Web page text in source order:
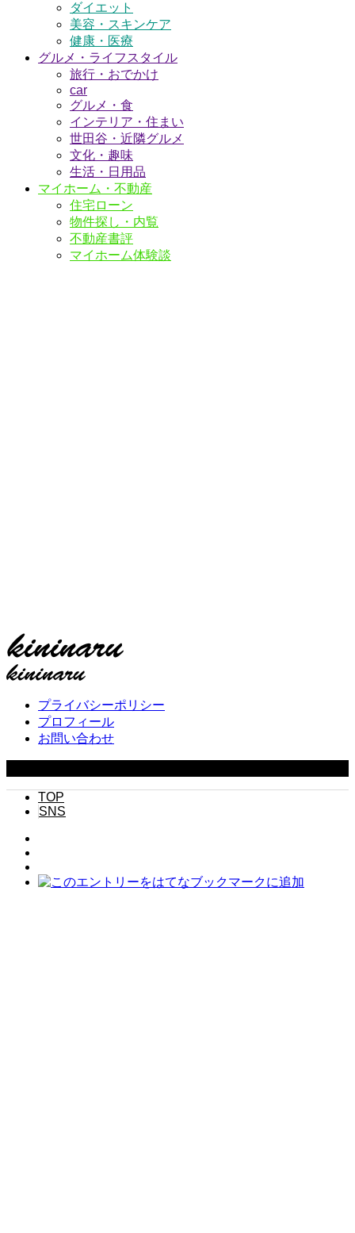
ダイエット
美容・スキンケア
健康・医療
グルメ・ライフスタイル
旅行・おでかけ
car
グルメ・食
インテリア・住まい
世田谷・近隣グルメ
文化・趣味
生活・日用品
マイホーム・不動産
住宅ローン
物件探し・内覧
不動産書評
マイホーム体験談
プライバシーポリシー
プロフィール
お問い合わせ
TOP
SNS